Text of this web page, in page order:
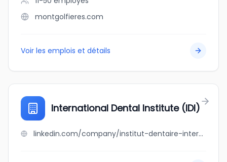
montgolfieres.com
Voir les emplois et détails
International Dental Institute (IDI)
linkedin.com/company/institut-dentaire-international-idi-